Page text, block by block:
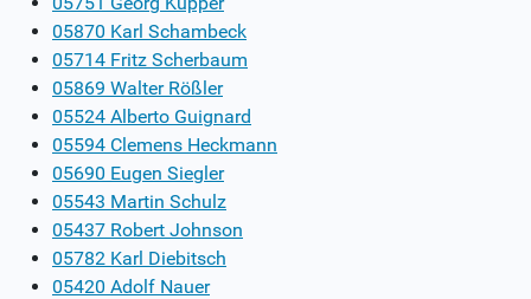
05870 Karl Schambeck
05714 Fritz Scherbaum
05869 Walter Rößler
05524 Alberto Guignard
05594 Clemens Heckmann
05690 Eugen Siegler
05543 Martin Schulz
05437 Robert Johnson
05782 Karl Diebitsch
05420 Adolf Nauer